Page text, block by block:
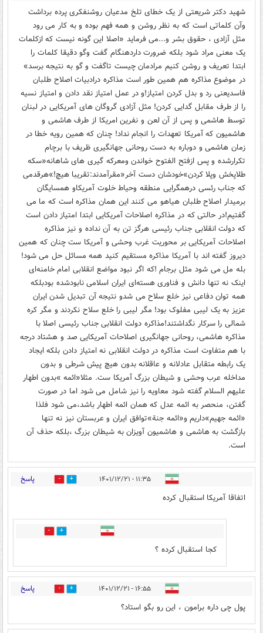
شهید دکتر شریعتی از یک خطای تلخ مدعیان روشنفکری پرده برداشت
وآن کلماتی است که به نظر روشن و همه فهم بوده و به کار می رود
مثل آزادی ، حقوق بشر و...می فرماید «اصلا این گونه نیست که ازکلمات
یک معنی مراد شود بلکه ضرورت داردهنگام گفت وگو دقیقا کلمات را
ابتدا تعریف و روشن کنیم مرادمان چیست تاگفت و گو به نتیجه برسد»
در موضوع مذاکره هم همین طور است مذاکره درادبیات اصلاح طلبان
فاسدیعنی رد و بدل کردن امتیاز!و در عمل امتیاز نقد دادن و امتیاز نسیه
را از طرف مقابل گدایی کردن! مثل آزادی گروگان های آمریکایی در لبنان
توسط هاشمی و پس از آن لعن و نفرین امریکا از طرف هاشمی و
هاشمیون که آمریکا تعهدات را انجام نداد! چنان که همین رویه خطا در
زمان هاشمی و دوباره به دست روحانی جهانگیری ظریف با برچام
تکرارشده و پس ازفتح الفتوح خواندن ومعرکه گیری های شاهانه«سکه
طلاپخش وپلا کردن»خودشان دست آخر«مقرآمدند:تقریبا هیچ!»هرقدمی
که جناب رئسی درهمگرایی منطقه وحیاط خلوت آمریکاو همسایگان
برمیدار اصلاح طلبان هیاهو می کنند این همان مذاکره است که ما می
گفتیم!در حالتی که در مذاکره اصلاحات آمریکایی ابتدا امتیاز دادن است
که دولت انقلابی جناب رئیسی هرگز تن به آن نداده و نیز مذاکره
اصلاحات آمریکایی بر محوریت غرب وحشی و آمریکا ست چنان که همین
دیروز گفته اند با آمریکا مذاکره مستقیم کنید همه مسائل حل می شود!
بله مل می شود مثل برجام !که اگر نبود مواضع انقلابی امام خامنه‌ای
اینک نه تنها دانش و فناوری هسته‌ای ایران اسلامی نابودشده بودبلکه
همه توان دفاعی نیز خلع سلاح می شدو نتیجه آن تبدیل شدن ایران
عزیز به یک لیبی مفلوک بود! مگر لیبی را خلع سلاح نکردند و مگر کره
شمالی را سرکار نگداشتند!مذاکره دولت انقلابی جناب رئیسی اصلا با
مذاکره هاشمی، روحانی جهانگیری اصلاحات آمریکایی صد و هشتاد درجه
با هم متفاوت است مذاکره در دولت انقلابی نه امتیاز دادن بلکه ایجاد
یک رابطه متقابل عادلانه و عاقلانه بدون هیچ پیش شرطی و بدون
مداخله عرب وحشی و شیطان بزرگ آمریکا ست. مثلا«ائمه »بدون اطهار
علیهم السلام گفته شود معاویه را نیز شامل می شود اما در صورت
گفتن، منحصر به ائمه عدل که همان ائمه اطهار باشد،می شود فلذا
«ائمه جهیم»داریم و«ائمه جنة»توافق ایران و عربستان نیز نه تنها
بازگشت به هاشمی و هاشمیون آویزان به شیطان بزرگ ،بلکه حذف آن
است.
۱۱:۳۵ - ۱۴۰۱/۱۲/۲۱ 3 پاسخ
اتفاقا آمریکا استقبال کرده
0
کجا استقبال کرده ؟
۱۶:۵۵ - ۱۴۰۱/۱۲/۲۱ 0 پاسخ
پول چی داره برامون ، این رو بگو استاد؟